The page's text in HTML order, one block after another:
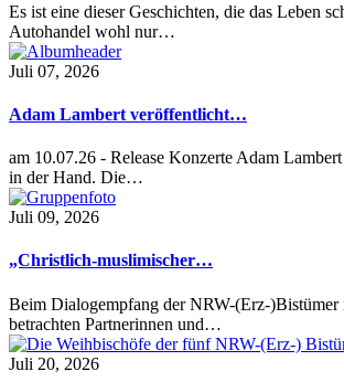
Es ist eine dieser Geschichten, die das Leben
Autohandel wohl nur…
Juli 07, 2026
Adam Lambert veröffentlicht…
am 10.07.26 - Release Konzerte Adam
in der Hand. Die…
Juli 09, 2026
„Christlich-muslimischer…
Beim Dialogempfang der NRW-(Erz-)Bistümer
betrachten Partnerinnen und…
Juli 20, 2026